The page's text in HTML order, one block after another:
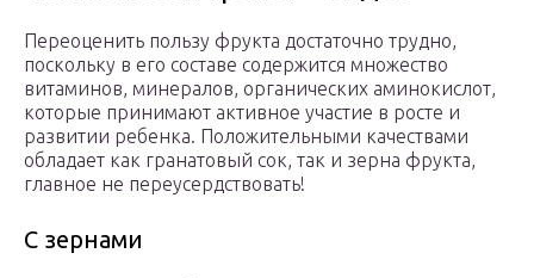
Переоценить пользу фрукта достаточно трудно,
поскольку в его составе содержится множество
витаминов, минералов, органических аминокислот,
которые принимают активное участие в росте и
развитии ребенка. Положительными качествами
обладает как гранатовый сок, так и зерна фрукта,
главное не переусердствовать!
С зернами